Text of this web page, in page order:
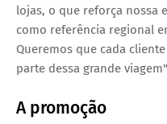
lojas, o que reforça nossa
como referência regional
Queremos que cada
parte dessa grande
A promoção